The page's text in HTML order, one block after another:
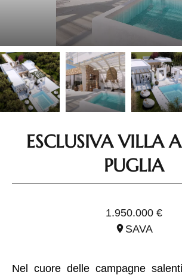
ESCLUSIVA VILLA
PUGLIA
1.950.000 €
SAVA
Nel cuore delle campagne